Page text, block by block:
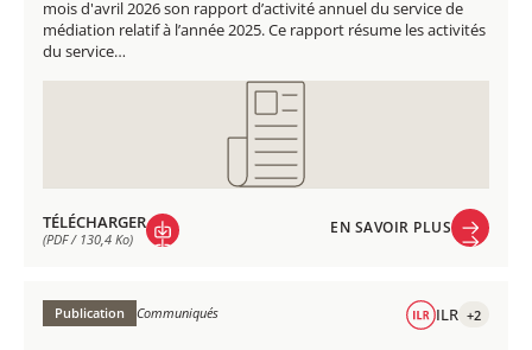
mois d'avril 2026 son rapport d’activité annuel du service de
médiation relatif à l’année 2025. Ce rapport résume les activités
du service…
TÉLÉCHARGER
(PDF / 130,4 Ko)
(PDF / 130,4 Ko)
EN SAVOIR PLUS
Publication Communiqués ILR +2